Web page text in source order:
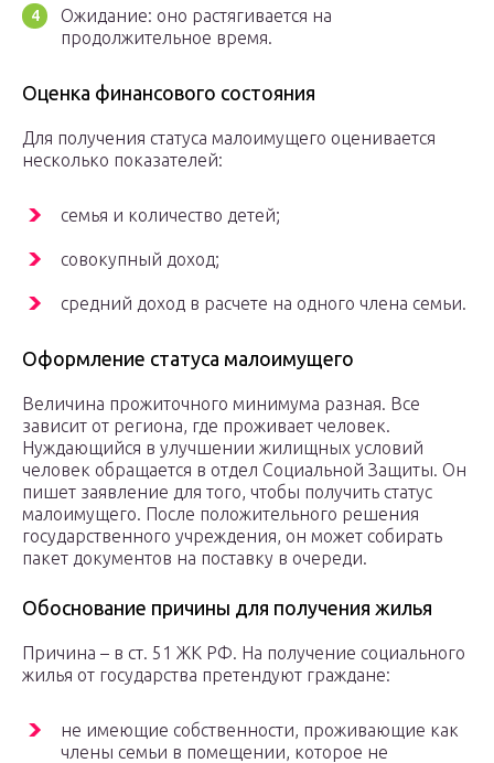
Ожидание: оно растягивается на
продолжительное время.
Оценка финансового состояния
Для получения статуса малоимущего оценивается
несколько показателей:
семья и количество детей;
совокупный доход;
средний доход в расчете на одного члена семьи.
Оформление статуса малоимущего
Величина прожиточного минимума разная. Все
зависит от региона, где проживает человек.
Нуждающийся в улучшении жилищных условий
человек обращается в отдел Социальной Защиты. Он
пишет заявление для того, чтобы получить статус
малоимущего. После положительного решения
государственного учреждения, он может собирать
пакет документов на поставку в очереди.
Обоснование причины для получения жилья
Причина – в ст. 51 ЖК РФ. На получение социального
жилья от государства претендуют граждане:
не имеющие собственности, проживающие как
члены семьи в помещении, которое не